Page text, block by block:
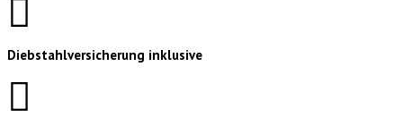
Diebstahlversicherung inklusive